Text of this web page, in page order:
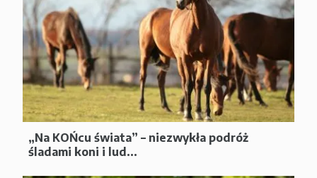
„Na KOŃcu świata” – niezwykła podróż
śladami koni i lud...